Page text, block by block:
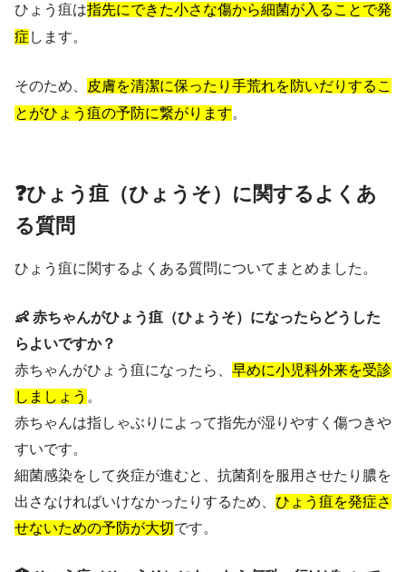
ひょう疽は指先にできた小さな傷から細菌が入ることで発
症 します。
そのため、
皮膚を清潔に保ったり手荒れを防いだりするこ
とがひょう疽の予防に繋がります。
❓ひょう疽（ひょうそ）に関するよくあ
る質問
ひょう疽に関するよくある質問についてまとめました。
👶 赤ちゃんがひょう疽（ひょうそ）になったらどうした
らよいですか？
赤ちゃんがひょう疽になったら、 早めに小児科外来を受診
しましょう 。
赤ちゃんは指しゃぶりによって指先が湿りやすく傷つきや
すいです。
細菌感染をして炎症が進むと、抗菌剤を服用させたり膿を
出さなければいけなかったりするため、 ひょう疽を発症さ
せないための予防が大切 です。